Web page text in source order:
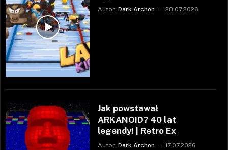
Autor: Dark Archon 28.07.2026
Jak powstawał
ARKANOID? 40 lat
legendy! | Retro Ex
Autor: Dark Archon 17.07.2026